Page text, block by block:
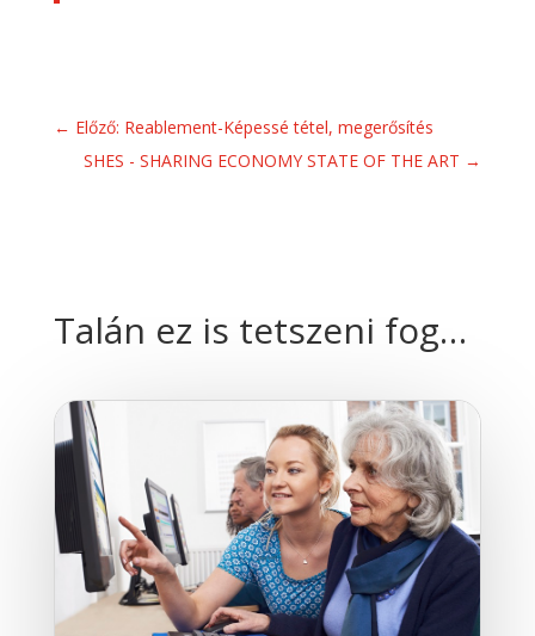
← Előző: Reablement-Képessé tétel, megerősítés
SHES - SHARING ECONOMY STATE OF THE ART →
Talán ez is tetszeni fog…